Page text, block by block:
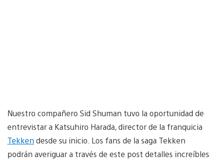
Nuestro compañero Sid Shuman tuvo la oportunidad de
entrevistar a Katsuhiro Harada, director de la franquicia
Tekken desde su inicio. Los fans de la saga Tekken
podrán averiguar a través de este post detalles increíbles